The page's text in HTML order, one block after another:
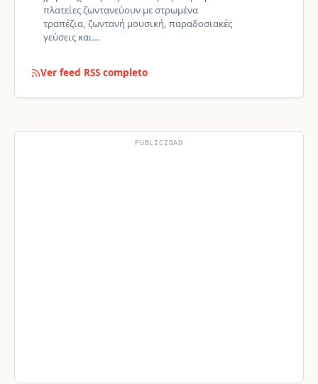
πλατείες ζωντανεύουν με στρωμένα
τραπέζια, ζωντανή μουσική, παραδοσιακές
γεύσεις και…
Ver feed RSS completo
PUBLICIDAD